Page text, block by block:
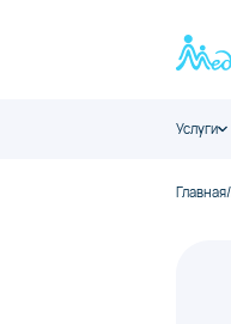
Услуги
Главная/